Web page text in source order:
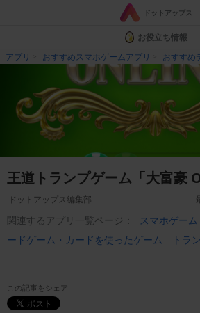
ドットアップス
お役立ち情報
アプリ
おすすめスマホゲームアプリ おすすめ
王道トランプゲーム「大富豪
ドットアップス編集部
関連するアプリ一覧ページ： スマホゲーム
ードゲーム・カードを使ったゲーム
トラ
この記事をシェア